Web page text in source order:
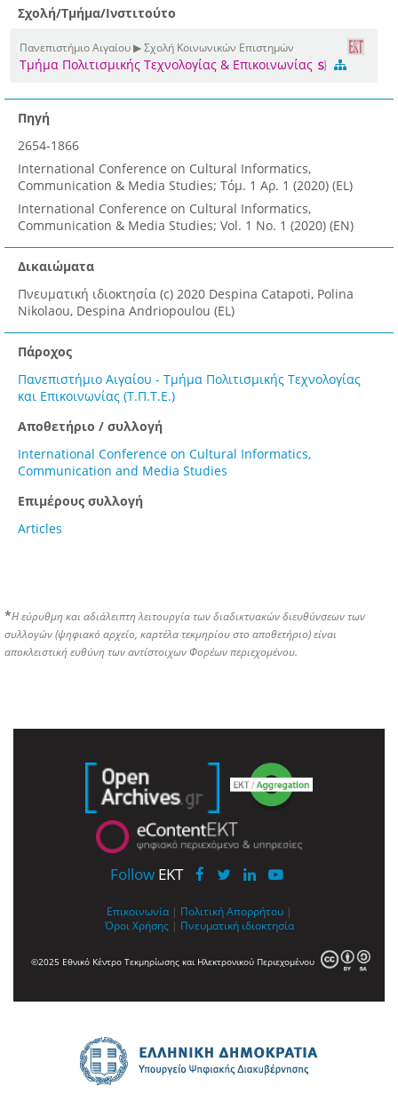
Σχολή/Τμήμα/Ινστιτούτο
Πανεπιστήμιο Αιγαίου ▶ Σχολή Κοινωνικών Επιστημών
Τμήμα Πολιτισμικής Τεχνολογίας & Επικοινωνίας
Πηγή
2654-1866
International Conference on Cultural Informatics,
Communication & Media Studies; Τόμ. 1 Αρ. 1 (2020) (EL)
International Conference on Cultural Informatics,
Communication & Media Studies; Vol. 1 No. 1 (2020) (EN)
Δικαιώματα
Πνευματική ιδιοκτησία (c) 2020 Despina Catapoti, Polina
Nikolaou, Despina Andriopoulou (EL)
Πάροχος
Πανεπιστήμιο Αιγαίου - Τμήμα Πολιτισμικής Τεχνολογίας
και Επικοινωνίας (Τ.Π.Τ.Ε.)
Αποθετήριο / συλλογή
International Conference on Cultural Informatics,
Communication and Media Studies
Επιμέρους συλλογή
Articles
*Η εύρυθμη και αδιάλειπτη λειτουργία των διαδικτυακών διευθύνσεων των
συλλογών (ψηφιακό αρχείο, καρτέλα τεκμηρίου στο αποθετήριο) είναι
αποκλειστική ευθύνη των αντίστοιχων Φορέων περιεχομένου.
Follow EKT
Επικοινωνία | Πολιτική Απορρήτου |
Όροι Χρήσης | Πνευματική ιδιοκτησία
©2025 Εθνικό Κέντρο Τεκμηρίωσης και Ηλεκτρονικού Περιεχομένου